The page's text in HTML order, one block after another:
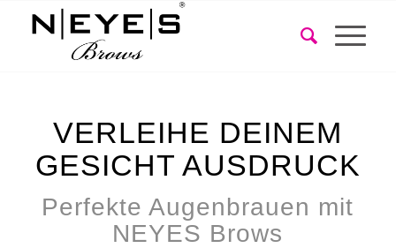
VERLEIHE DEINEM
GESICHT AUSDRUCK
Perfekte Augenbrauen mit
NEYES Brows